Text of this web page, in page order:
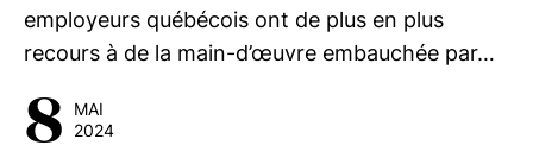
employeurs québécois ont de plus en plus
recours à de la main-d’œuvre embauchée par…
8
MAI
2024